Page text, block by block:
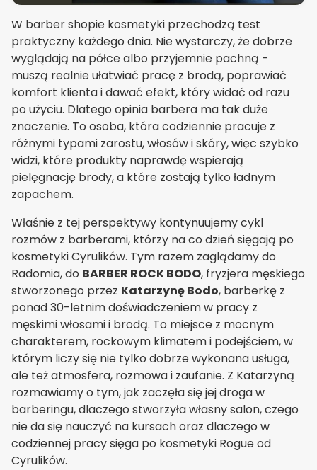
W barber shopie kosmetyki przechodzą test
praktyczny każdego dnia. Nie wystarczy, że dobrze
wyglądają na półce albo przyjemnie pachną -
muszą realnie ułatwiać pracę z brodą, poprawiać
komfort klienta i dawać efekt, który widać od razu
po użyciu. Dlatego opinia barbera ma tak duże
znaczenie. To osoba, która codziennie pracuje z
różnymi typami zarostu, włosów i skóry, więc szybko
widzi, które produkty naprawdę wspierają
pielęgnację brody, a które zostają tylko ładnym
zapachem.
Właśnie z tej perspektywy kontynuujemy cykl
rozmów z barberami, którzy na co dzień sięgają po
kosmetyki Cyrulików. Tym razem zaglądamy do
Radomia, do BARBER ROCK BODO, fryzjera męskiego
stworzonego przez Katarzynę Bodo, barberkę z
ponad 30-letnim doświadczeniem w pracy z
męskimi włosami i brodą. To miejsce z mocnym
charakterem, rockowym klimatem i podejściem, w
którym liczy się nie tylko dobrze wykonana usługa,
ale też atmosfera, rozmowa i zaufanie. Z Katarzyną
rozmawiamy o tym, jak zaczęła się jej droga w
barberingu, dlaczego stworzyła własny salon, czego
nie da się nauczyć na kursach oraz dlaczego w
codziennej pracy sięga po kosmetyki Rogue od
Cyrulików.